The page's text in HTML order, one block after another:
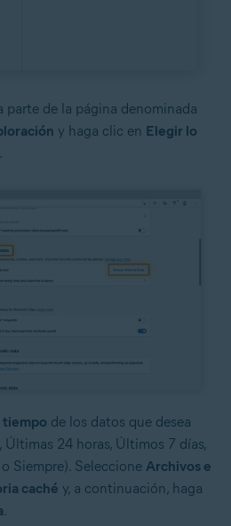
parte de la página denominada
y haga clic en Elegir lo
.
tiempo de los datos que desea
24 horas, Últimos 7 días,
Siempre). Seleccione Archivos e
caché y, a continuación, haga
.